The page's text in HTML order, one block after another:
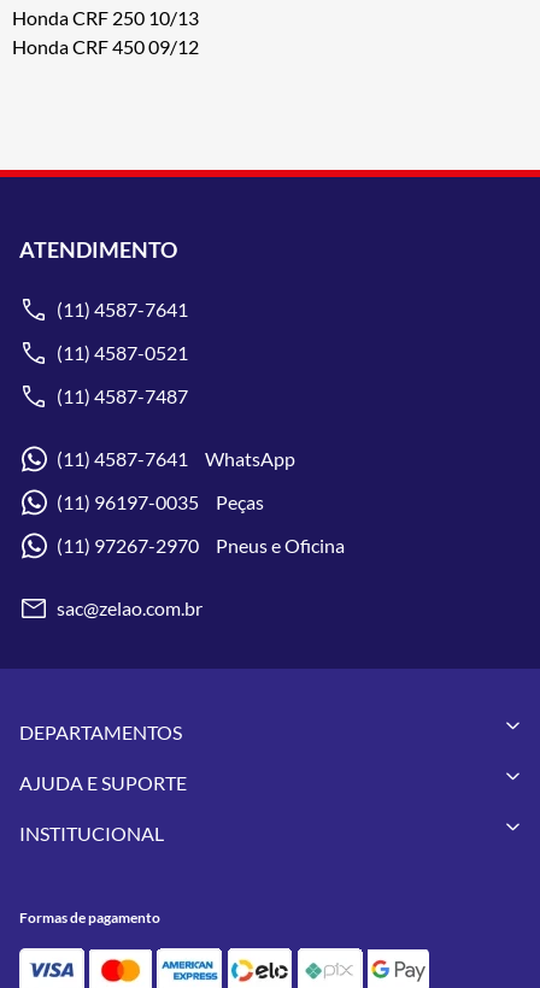
Honda CRF 250 10/13
Honda CRF 450 09/12
ATENDIMENTO
(11) 4587-7641
(11) 4587-0521
(11) 4587-7487
(11) 4587-7641 WhatsApp
(11) 96197-0035 Peças
(11) 97267-2970 Pneus e Oficina
sac@zelao.com.br
DEPARTAMENTOS
Vestuários
Pneus
Utilidades
Feminino
AJUDA E SUPORTE
Meus Pedidos
Política de Privacidade
INSTITUCIONAL
Contato
Formas de pagamento